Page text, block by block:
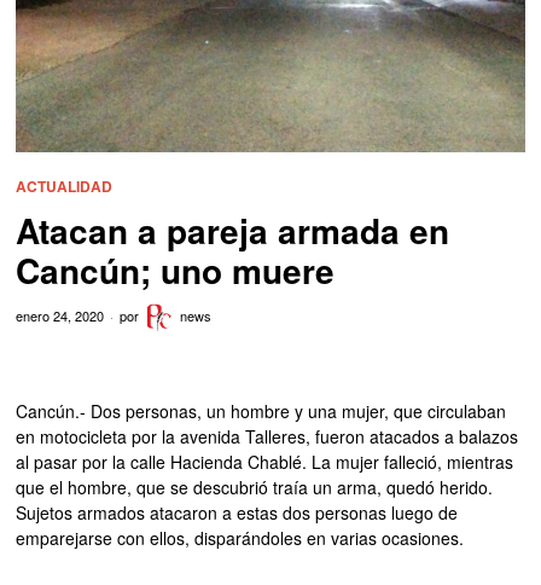
ACTUALIDAD
Atacan a pareja armada en
Cancún; uno muere
enero 24, 2020 por news
Cancún.- Dos personas, un hombre y una mujer, que circulaban
en motocicleta por la avenida Talleres, fueron atacados a balazos
al pasar por la calle Hacienda Chablé. La mujer falleció, mientras
que el hombre, que se descubrió traía un arma, quedó herido.
Sujetos armados atacaron a estas dos personas luego de
emparejarse con ellos, disparándoles en varias ocasiones.